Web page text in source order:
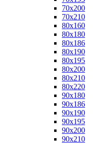
70x200
70x210
80x160
80x180
80x186
80x190
80x195
80x200
80x210
80x220
90x180
90x186
90x190
90x195
90x200
90x210